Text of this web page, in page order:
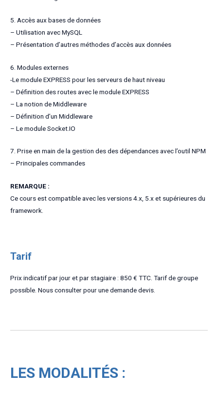
5. Accès aux bases de données
– Utilisation avec MySQL
– Présentation d’autres méthodes d’accès aux données
6. Modules externes
-Le module EXPRESS pour les serveurs de haut niveau
– Définition des routes avec le module EXPRESS
– La notion de Middleware
– Définition d’un Middleware
– Le module Socket.IO
7. Prise en main de la gestion des des dépendances avec l’outil NPM
– Principales commandes
REMARQUE :
Ce cours est compatible avec les versions 4.x, 5.x et supérieures du
framework.
Tarif
Prix indicatif par jour et par stagiaire : 850 € TTC. Tarif de groupe
possible. Nous consulter pour une demande devis.
LES MODALITÉS :